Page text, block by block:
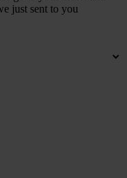
just sent to you